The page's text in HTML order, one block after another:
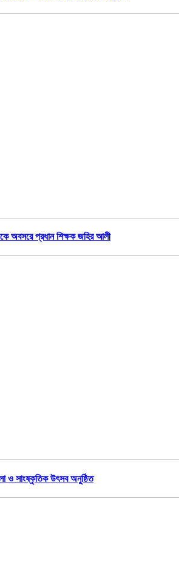
অবসরে প্রধান শিক্ষক জহির আলী
ও সাংষ্কৃতিক উৎসব অনুষ্ঠিত